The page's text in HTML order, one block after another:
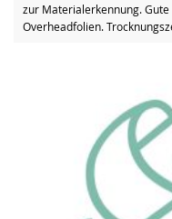
zur Materialerkennung. Gute
Overheadfolien.